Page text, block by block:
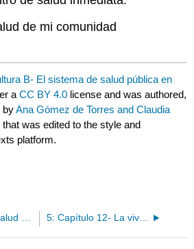
de mi comunidad
B- El sistema de salud pública en
aCC BY 4.0 license and was authored,
byAna Gómez de Torres and Claudia
that was edited to the style and
platform.
5: Capítulo 12- La vivienda